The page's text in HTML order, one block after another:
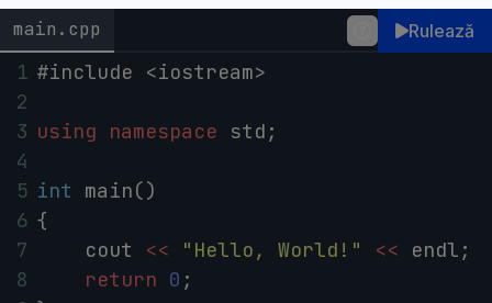
main.cpp Rulează
1 #include <iostream>
2
3 using namespace std ;
4
5 int main()
6 {
7
cout << "Hello, World!" << endl ;
8
return 0 ;